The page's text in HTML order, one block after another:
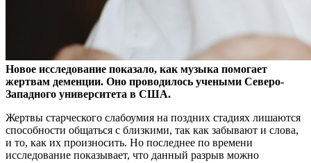
Новое исследование показало, как музыка помогает
жертвам деменции. Оно проводилось учеными Северо-
Западного университета в США.
Жертвы старческого слабоумия на поздних стадиях лишаются
способности общаться с близкими, так как забывают и слова,
и то, как их произносить. Но последнее по времени
исследование показывает, что данный разрыв можно